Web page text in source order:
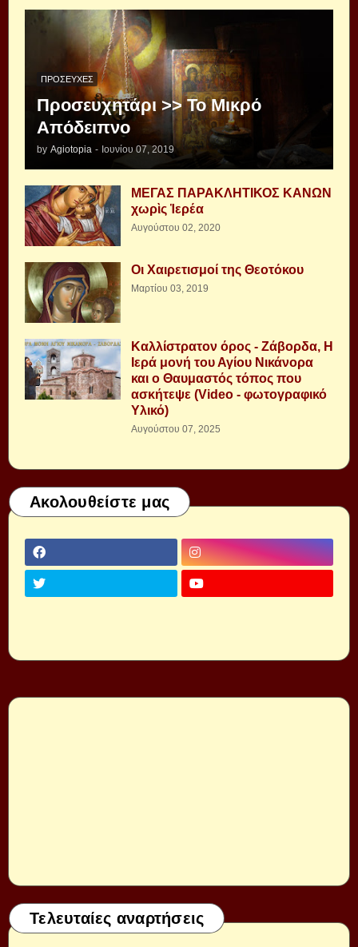
ΠΡΟΣΕΥΧΈΣ
Προσευχητάρι >> Το Μικρό
Απόδειπνο
by Agiotopia - Ιουνίου 07, 2019
ΜΕΓΑΣ ΠΑΡΑΚΛΗΤΙΚΟΣ ΚΑΝΩΝ
χωρὶς Ἱερέα
Αυγούστου 02, 2020
Οι Χαιρετισμοί της Θεοτόκου
Μαρτίου 03, 2019
Καλλίστρατον όρος - Ζάβορδα, Η
Ιερά μονή του Αγίου Νικάνορα
και ο Θαυμαστός τόπος που
ασκήτεψε (Video - φωτογραφικό
Υλικό)
Αυγούστου 07, 2025
Ακολουθείστε μας
Τελευταίες αναρτήσεις